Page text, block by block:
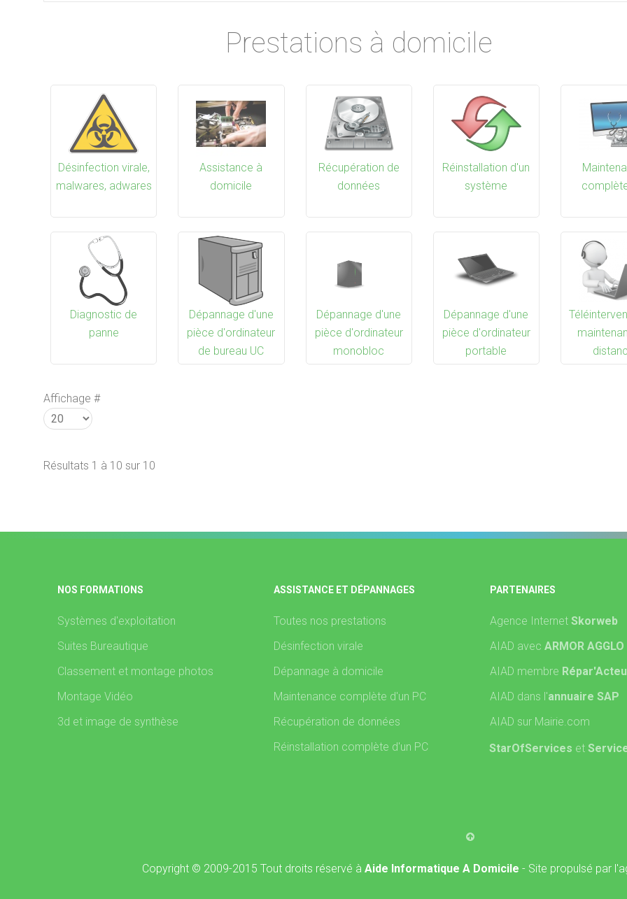
Prestations à domicile
Désinfection virale,
malwares, adwares
Assistance à
domicile
Récupération de
données
Réinstallation d'un
système
Diagnostic de
panne
Dépannage d'une
pièce d'ordinateur
de bureau UC
Dépannage d'une
pièce d'ordinateur
monobloc
Dépannage d'une
pièce d'ordinateur
portable
Affichage #
Résultats 1 à 10 sur 10
NOS FORMATIONS
Systèmes d'exploitation
Suites Bureautique
Classement et montage photos
Montage Vidéo
3d et image de synthèse
ASSISTANCE ET DÉPANNAGES
Toutes nos prestations
Désinfection virale
Dépannage à domicile
Maintenance complète d'un PC
Récupération de données
Réinstallation complète d'un PC
PARTENAIRES
Agence Internet Skorweb
AIAD avec ARMOR AGGLO
AIAD membre
AIAD dans l'annuaire SAP
AIAD sur Mairie.com
StarOfServices et
Copyright © 2009-2015 Tout droits réservé à Aide Informatique A Domicile - Site propulsé par